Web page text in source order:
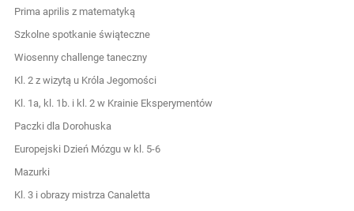
Prima aprilis z matematyką
Szkolne spotkanie świąteczne
Wiosenny challenge taneczny
Kl. 2 z wizytą u Króla Jegomości
Kl. 1a, kl. 1b. i kl. 2 w Krainie Eksperymentów
Paczki dla Dorohuska
Europejski Dzień Mózgu w kl. 5-6
Mazurki
Kl. 3 i obrazy mistrza Canaletta